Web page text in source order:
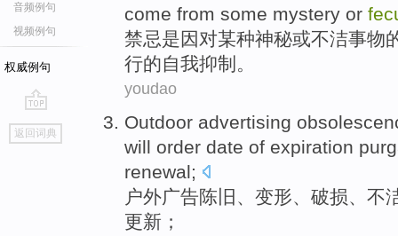
音频例句
视频例句
权威例句
go
top
返回词典
come from some mystery or
禁忌是因对某种神秘或不洁事物
行的自我抑制。
youdao
Outdoor advertising
will order date of expiration
renewal;
户外广告陈旧 变形 破损
不
更新 ；